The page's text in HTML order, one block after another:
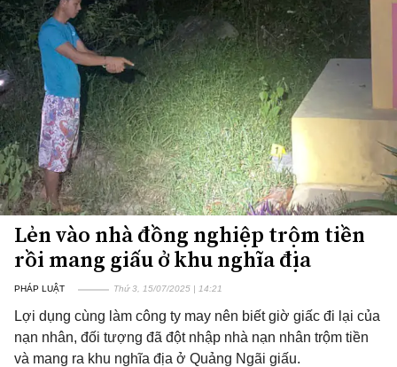
Lẻn vào nhà đồng nghiệp trộm tiền
rồi mang giấu ở khu nghĩa địa
PHÁP LUẬT Thứ 3, 15/07/2025 | 14:21
Lợi dụng cùng làm công ty may nên biết giờ giấc đi lại của
nạn nhân, đối tượng đã đột nhập nhà nạn nhân trộm tiền
và mang ra khu nghĩa địa ở Quảng Ngãi giấu.